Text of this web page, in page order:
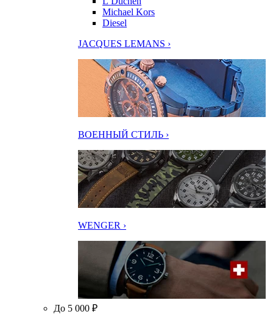
Michael Kors
Diesel
JACQUES LEMANS ›
ВОЕННЫЙ СТИЛЬ ›
WENGER ›
До 5 000 ₽